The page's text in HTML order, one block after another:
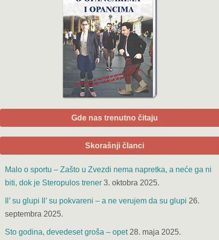
Gde nas trenutno čitaju
Skorašnji članci
Malo o sportu – Zašto u Zvezdi nema napretka, a neće ga ni
biti, dok je Steropulos trener 3. oktobra 2025.
Il’ su glupi Il’ su pokvareni – a ne verujem da su glupi 26.
septembra 2025.
Sto godina, devedeset groša – opet 28. maja 2025.